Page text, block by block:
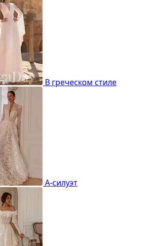
В греческом стиле
А-силуэт